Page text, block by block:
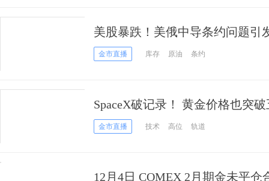
美股暴跌！美俄中导条约问题引
月收盘新高！
金市直播 库存 原油 条约
SpaceX破记录！ 黄金价格也突
金市直播 技术 高位 轨道
12月4日 COMEX 2月期金未平仓